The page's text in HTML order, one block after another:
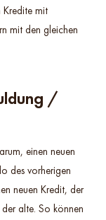
Kredite mit
mit den gleichen
/
einen neuen
des vorherigen
neuen Kredit, der
der alte. So können